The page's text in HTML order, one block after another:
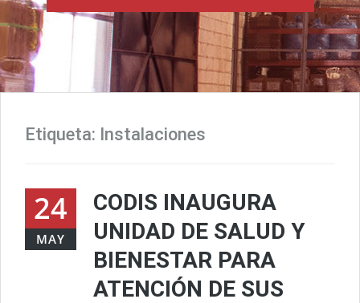
Etiqueta: Instalaciones
24
MAY
CODIS INAUGURA
UNIDAD DE SALUD Y
BIENESTAR PARA
ATENCIÓN DE SUS